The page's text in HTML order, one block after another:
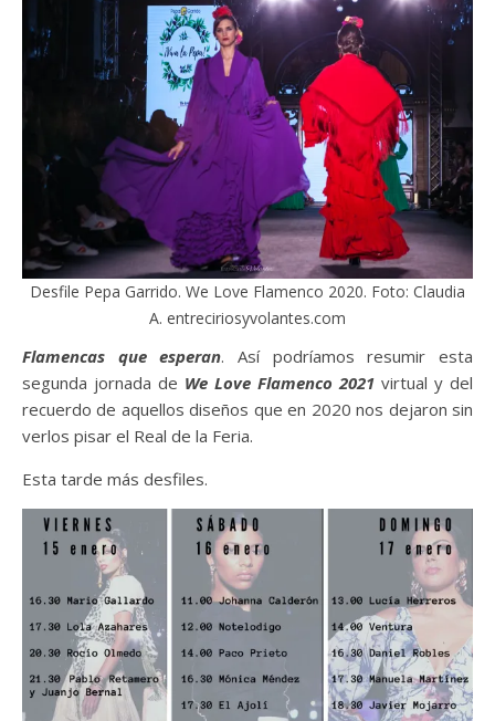
Desfile Pepa Garrido. We Love Flamenco 2020. Foto: Claudia
A. entreciriosyvolantes.com
Flamencas que esperan. Así podríamos resumir esta
segunda jornada de We Love Flamenco 2021 virtual y del
recuerdo de aquellos diseños que en 2020 nos dejaron sin
verlos pisar el Real de la Feria.
Esta tarde más desfiles.